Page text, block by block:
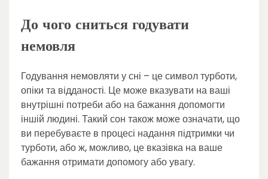
До чого сниться годувати
немовля
Годування немовляти у сні – це символ турботи,
опіки та відданості. Це може вказувати на ваші
внутрішні потреби або на бажання допомогти
іншій людині. Такий сон також може означати, що
ви перебуваєте в процесі надання підтримки чи
турботи, або ж, можливо, це вказівка на ваше
бажання отримати допомогу або увагу.